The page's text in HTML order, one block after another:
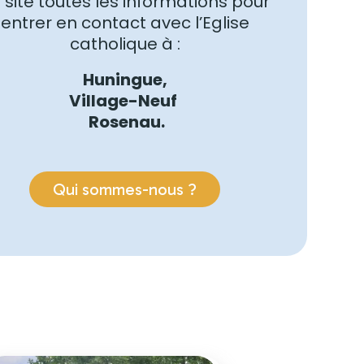
entrer en contact avec l’Eglise
catholique à :
Huningue,
Village-Neuf
Rosenau.
Qui sommes-nous ?